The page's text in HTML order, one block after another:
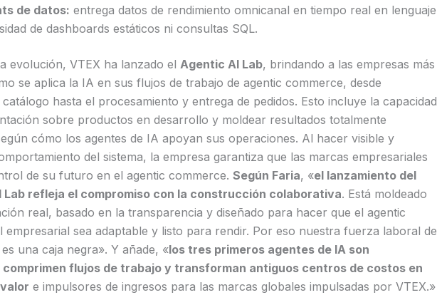
de datos: entrega datos de rendimiento omnicanal en tiempo real en lenguaje
de dashboards estáticos ni consultas SQL.
evolución, VTEX ha lanzado el Agentic AI Lab, brindando a las empresas más
se aplica la IA en sus flujos de trabajo de agentic commerce, desde
hasta el procesamiento y entrega de pedidos. Esto incluye la capacidad
sobre productos en desarrollo y moldear resultados totalmente
cómo los agentes de IA apoyan sus operaciones. Al hacer visible y
del sistema, la empresa garantiza que las marcas empresariales
de su futuro en el agentic commerce. Según Faria, «el lanzamiento del
Lab refleja el compromiso con la construcción colaborativa. Está moldeado
real, basado en la transparencia y diseñado para hacer que el agentic
empresarial sea adaptable y listo para rendir. Por eso nuestra fuerza laboral de
una caja negra». Y añade, «los tres primeros agentes de IA son
comprimen flujos de trabajo y transforman antiguos centros de costos en
e impulsores de ingresos para las marcas globales impulsadas por VTEX.»